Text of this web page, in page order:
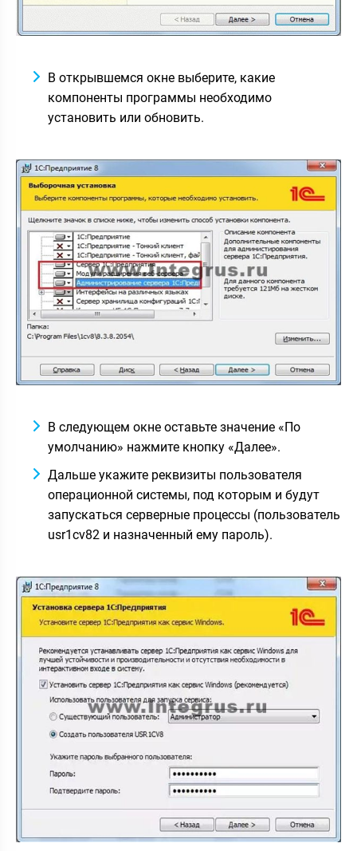
В открывшемся окне выберите, какие
компоненты программы необходимо
установить или обновить.
В следующем окне оставьте значение «По
умолчанию» нажмите кнопку «Далее».
Дальше укажите реквизиты пользователя
операционной системы, под которым и будут
запускаться серверные процессы (пользователь
usr1cv82 и назначенный ему пароль).